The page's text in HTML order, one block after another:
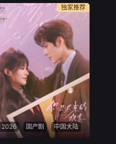
超过200万美元（770万波兰
兹罗提）的本地资金
2026 国产剧 中国大陆
独家推荐